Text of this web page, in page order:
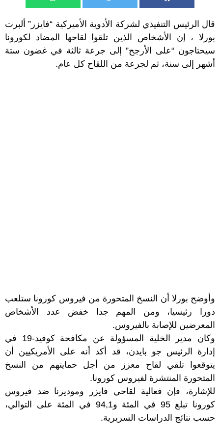
قال الرئيس التنفيذي لشركة الأدوية الأميركية “فايزر” ألبرت
بورلا ، إن الأشخاص الذين تلقوا لقاحها المضاد لكورونا
سيحتاجون “على الأرجح” إلى جرعة ثالثة في غضون ستة
أشهر إلى سنة، ثم لجرعة من اللقاح كل عام.
وأوضح بورلا أن النسخ المتحورة من فيروس كورونا ستلعب
دورا رئيسيا، ومن المهم جدا خفض عدد الأشخاص
المعرضين للإصابة بالفيروس.
وكان مدير الخلية المسؤولة عن مكافحة كوفيد-19 في
إدارة الرئيس جو بايدن، قد أكد أنه على الأمريكيين أن
يتوقعوا تلقي لقاح معزز من أجل حمايتهم من النسخ
المتحورة المنتشرة لفيروس كورونا.
للإشارة، فإن فعالية لقاحي فايزر وموديرنا ضد فيروس
كورونا تبلغ 95 في المئة و94,1 في المئة على التوالي،
حسب نتائج الدراسات السريرية.